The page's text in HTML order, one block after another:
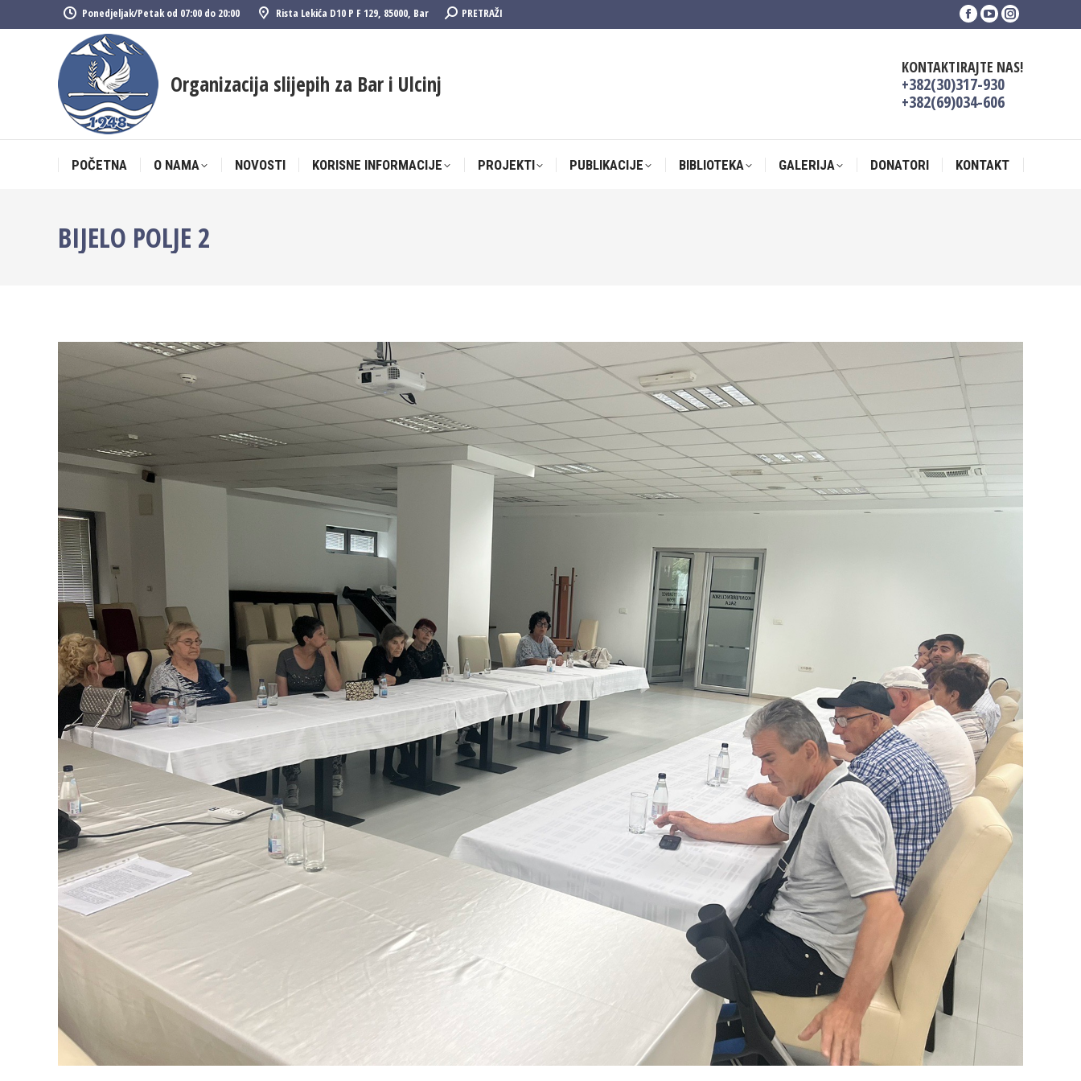
Ponedjeljak/Petak od 07:00 do 20:00 Rista Lekića D10 P F 129, 85000, Bar Search:PRETRAŽI
Facebook
in
new
window
YouTube
in
new
window
Instagram
in
Organizacija slijepih za Bar i Ulcinj
KONTAKTIRAJTE NAS!
+382(30)317-930
+382(69)034-606
POČETNA O NAMA NOVOSTI KORISNE INFORMACIJE PROJEKTI PUBLIKACIJE BIBLIOTEKA GALERIJA DONATORI KONTAKT
BIJELO POLJE 2
POČETNA O NAMA NOVOSTI KORISNE INFORMACIJE PROJEKTI PUBLIKACIJE BIBLIOTEKA GALERIJA DONATORI KONTAKT